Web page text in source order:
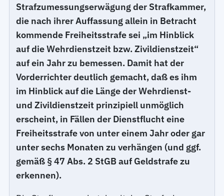
Strafzumessungserwägung der Strafkammer,
die nach ihrer Auffassung allein in Betracht
kommende Freiheitsstrafe sei „im Hinblick
auf die Wehrdienstzeit bzw. Zivildienstzeit“
auf ein Jahr zu bemessen. Damit hat der
Vorderrichter deutlich gemacht, daß es ihm
im Hinblick auf die Länge der Wehrdienst-
und Zivildienstzeit prinzipiell unmöglich
erscheint, in Fällen der Dienstflucht eine
Freiheitsstrafe von unter einem Jahr oder gar
unter sechs Monaten zu verhängen (und ggf.
gemäß § 47 Abs. 2 StGB auf Geldstrafe zu
erkennen).